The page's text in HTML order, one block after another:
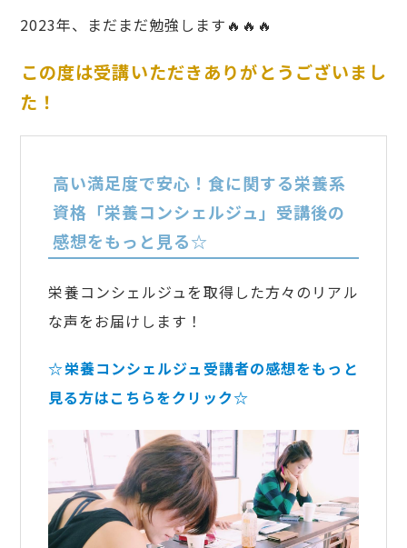
2023年、まだまだ勉強します🔥🔥🔥
この度は受講いただきありがとうございまし
た！
高い満足度で安心！食に関する栄養系
資格「栄養コンシェルジュ」受講後の
感想をもっと見る☆
栄養コンシェルジュを取得した方々のリアル
な声をお届けします！
☆栄養コンシェルジュ受講者の感想をもっと
見る方はこちらをクリック☆